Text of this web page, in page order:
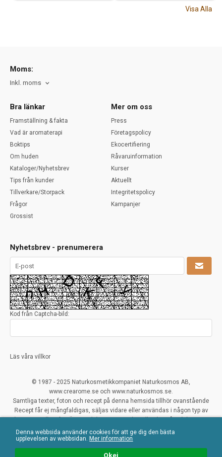
Okej
Denna webbsida använder cookies för att ge dig den bästa
upplevelsen av webbsidan.Mer information
Visa Alla
Moms:
Inkl. moms
Bra länkar
Framställning & fakta
Vad är aromaterapi
Boktips
Om huden
Kataloger/Nyhetsbrev
Tips från kunder
Tillverkare/Storpack
Frågor
Grossist
Mer om oss
Press
Företagspolicy
Ekocertifiering
Råvaruinformation
Kurser
Aktuellt
Integritetspolicy
Kampanjer
Nyhetsbrev - prenumerera
Kod från Captcha-bild:
Läs våra villkor
© 1987 - 2025 Naturkosmetikkompaniet Naturkosmos AB,
www.crearome.se och www.naturkosmos.se.
Samtliga texter, foton och recept på denna hemsida tillhör ovanstående
Recept får ej mångfaldigas, säljas vidare eller användas i någon typ av
All Rights Reserved
Naturliga ekologiska certifierade råvaror